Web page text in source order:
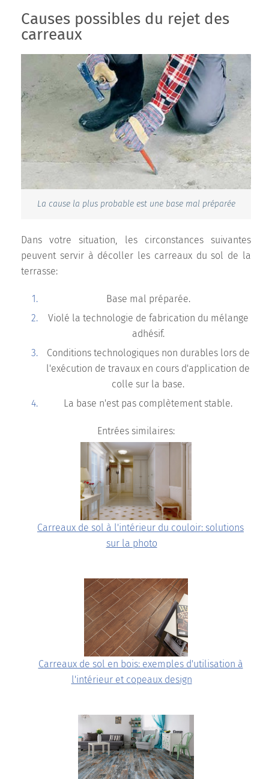
Causes possibles du rejet des
carreaux
La cause la plus probable est une base mal préparée
Dans votre situation, les circonstances suivantes
peuvent servir à décoller les carreaux du sol de la
terrasse:
Base mal préparée.
Violé la technologie de fabrication du mélange
adhésif.
Conditions technologiques non durables lors de
l'exécution de travaux en cours d'application de
colle sur la base.
La base n'est pas complètement stable.
Entrées similaires:
Carreaux de sol à l'intérieur du couloir: solutions
sur la photo
Carreaux de sol en bois: exemples d'utilisation à
l'intérieur et copeaux design